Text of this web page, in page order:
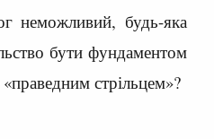
неможливий, будь-яка
бути фундаментом
стрільцем»?